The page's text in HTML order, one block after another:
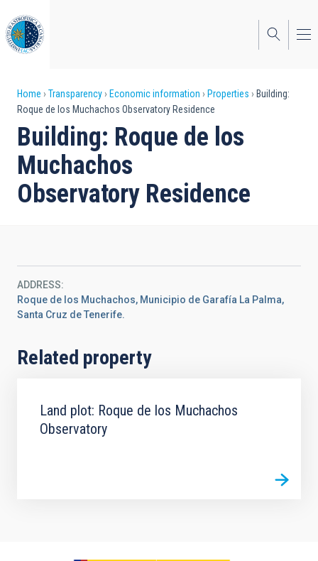
to
main
content
Breadcrumb
Home Transparency Economic information Properties
Building:
Roque de los Muchachos Observatory Residence
Building: Roque de los
Muchachos
Observatory Residence
ADDRESS
Roque de los Muchachos, Municipio de Garafía La Palma,
Santa Cruz de Tenerife.
Related property
Land plot: Roque de los Muchachos
Observatory